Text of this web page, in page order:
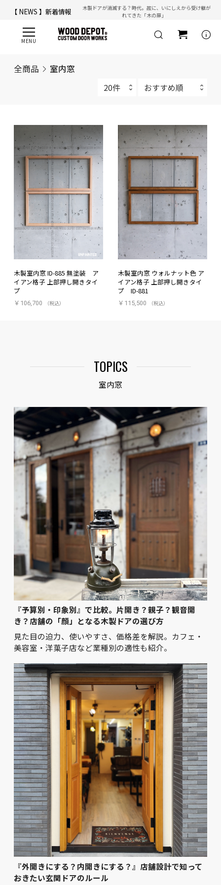
【 NEWS 】新着情報
木製ドアが消滅する？時代。故に、いにしえから受け継が
れてきた「木の扉」
【 ☎ 】コールセンター「安心お電話サポート」： 077-537-3901info
全商品 室内窓
木製室内窓 ID-885 無塗装 ア
イアン格子 上部押し開きタイ
プ
￥106,700 （税込）
木製室内窓 ウォルナット色 ア
イアン格子 上部押し開きタイ
プ ID-881
￥115,500 （税込）
TOPICS
室内窓
『予算別・印象別』で比較。片開き？親子？観音開
き？店舗の「顔」となる木製ドアの選び方
見た目の迫力、使いやすさ、価格差を解説。カフェ・
美容室・洋菓子店など業種別の適性も紹介。
『外開きにする？内開きにする？』店舗設計で知って
おきたい玄関ドアのルール